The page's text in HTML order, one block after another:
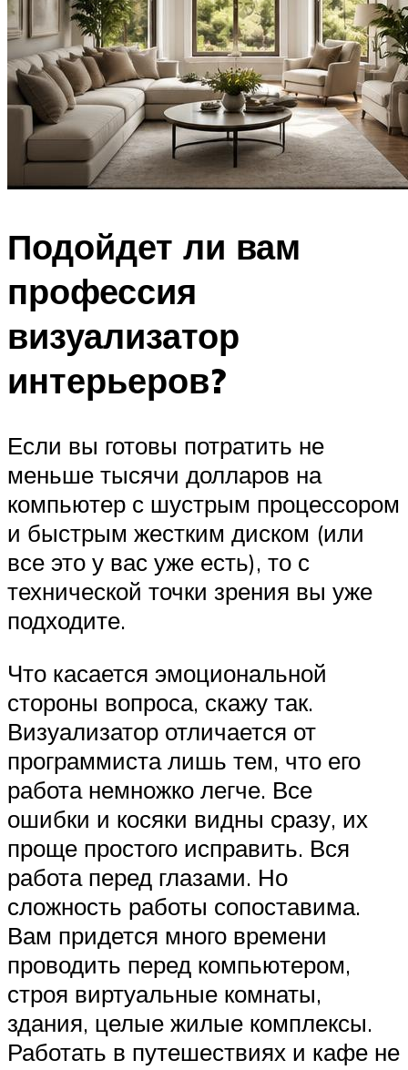
Подойдет ли вам
профессия
визуализатор
интерьеров?
Если вы готовы потратить не
меньше тысячи долларов на
компьютер с шустрым процессором
и быстрым жестким диском (или
все это у вас уже есть), то с
технической точки зрения вы уже
подходите.
Что касается эмоциональной
стороны вопроса, скажу так.
Визуализатор отличается от
программиста лишь тем, что его
работа немножко легче. Все
ошибки и косяки видны сразу, их
проще простого исправить. Вся
работа перед глазами. Но
сложность работы сопоставима.
Вам придется много времени
проводить перед компьютером,
строя виртуальные комнаты,
здания, целые жилые комплексы.
Работать в путешествиях и кафе не